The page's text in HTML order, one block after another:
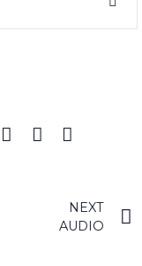
NEXT
AUDIO